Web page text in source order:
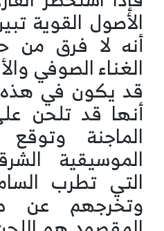
الأصول القوية
أنه لا فرق من
الغناء الصوفي
قد يكون في
أنها قد تلحن
الماجنة
الموسيقية
التي تطرب
وتخرجهم عن